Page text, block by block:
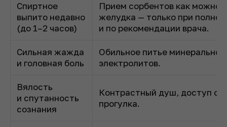
Спиртное
выпито недавно
(до 1–2 часов)
Прием сорбентов как можно
желудка — только при
и по рекомендации врача.
Сильная жажда
и головная боль
Обильное питье
электролитов.
Вялость
и спутанность
сознания
Контрастный душ, доступ
прогулка.